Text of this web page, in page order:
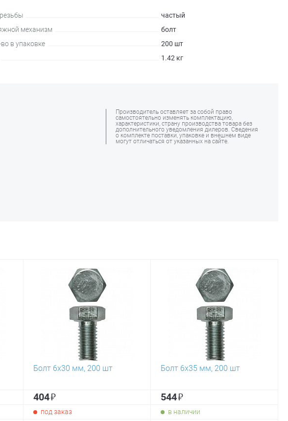
частый
механизм
болт
в упаковке
200 шт
1.42 кг
Производитель оставляет за собой право
самостоятельно изменять комплектацию,
характеристики, страну производства товара без
дополнительного уведомления дилеров. Сведения
о комплекте поставки, упаковке и внешнем виде
могут отличаться от указанных на сайте.
Болт 6х30 мм, 200 шт Болт 6х35 мм, 200 шт
404₽ 544₽
под заказ
в наличии